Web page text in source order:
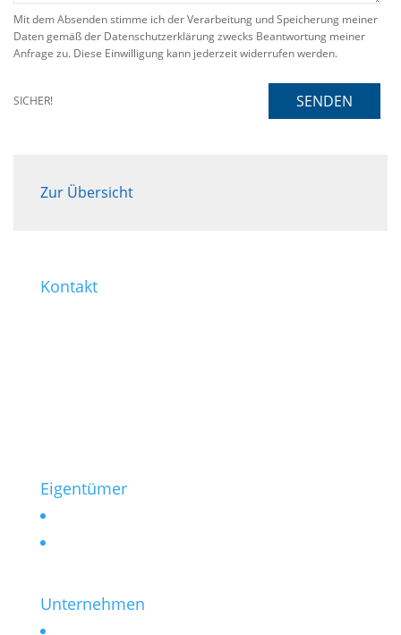
Mit dem Absenden stimme ich der Verarbeitung und Speicherung meiner
Daten gemäß der Datenschutzerklärung zwecks Beantwortung meiner
Anfrage zu. Diese Einwilligung kann jederzeit widerrufen werden.
SICHER! SENDEN
Zur Übersicht
Kontakt
Eigentümer
Unternehmen